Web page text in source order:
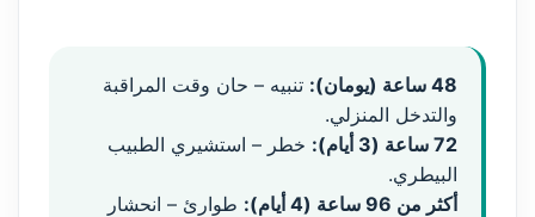
48 ساعة (يومان):
تنبيه – حان وقت المراقبة
والتدخل المنزلي.
72 ساعة (3 أيام):
خطر – استشيري الطبيب
البيطري.
أكثر من 96 ساعة (4 أيام):
طوارئ – انحشار